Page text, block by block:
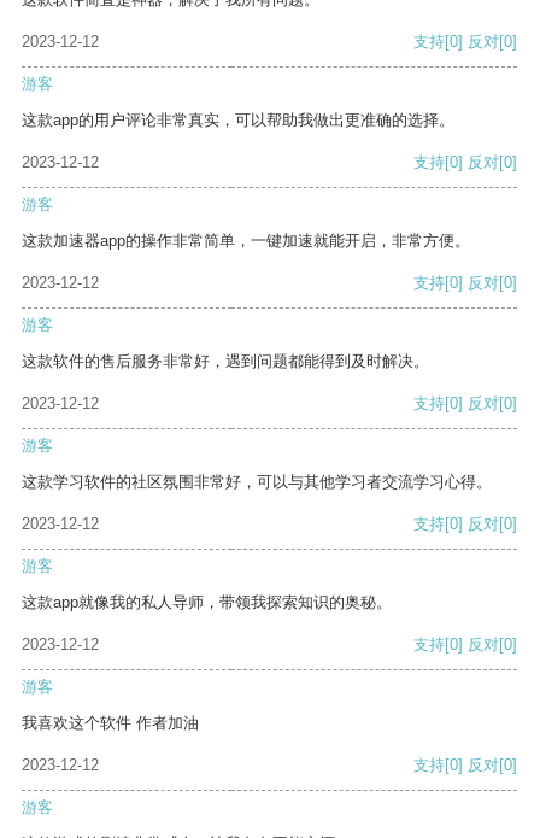
2023-12-12 支持[0] 反对[0]
游客
这款app的用户评论非常真实，可以帮助我做出更准确的选择。
2023-12-12 支持[0] 反对[0]
游客
这款加速器app的操作非常简单，一键加速就能开启，非常方便。
2023-12-12 支持[0] 反对[0]
游客
这款软件的售后服务非常好，遇到问题都能得到及时解决。
2023-12-12 支持[0] 反对[0]
游客
这款学习软件的社区氛围非常好，可以与其他学习者交流学习心得。
2023-12-12 支持[0] 反对[0]
游客
这款app就像我的私人导师，带领我探索知识的奥秘。
2023-12-12 支持[0] 反对[0]
游客
我喜欢这个软件 作者加油
2023-12-12 支持[0] 反对[0]
游客